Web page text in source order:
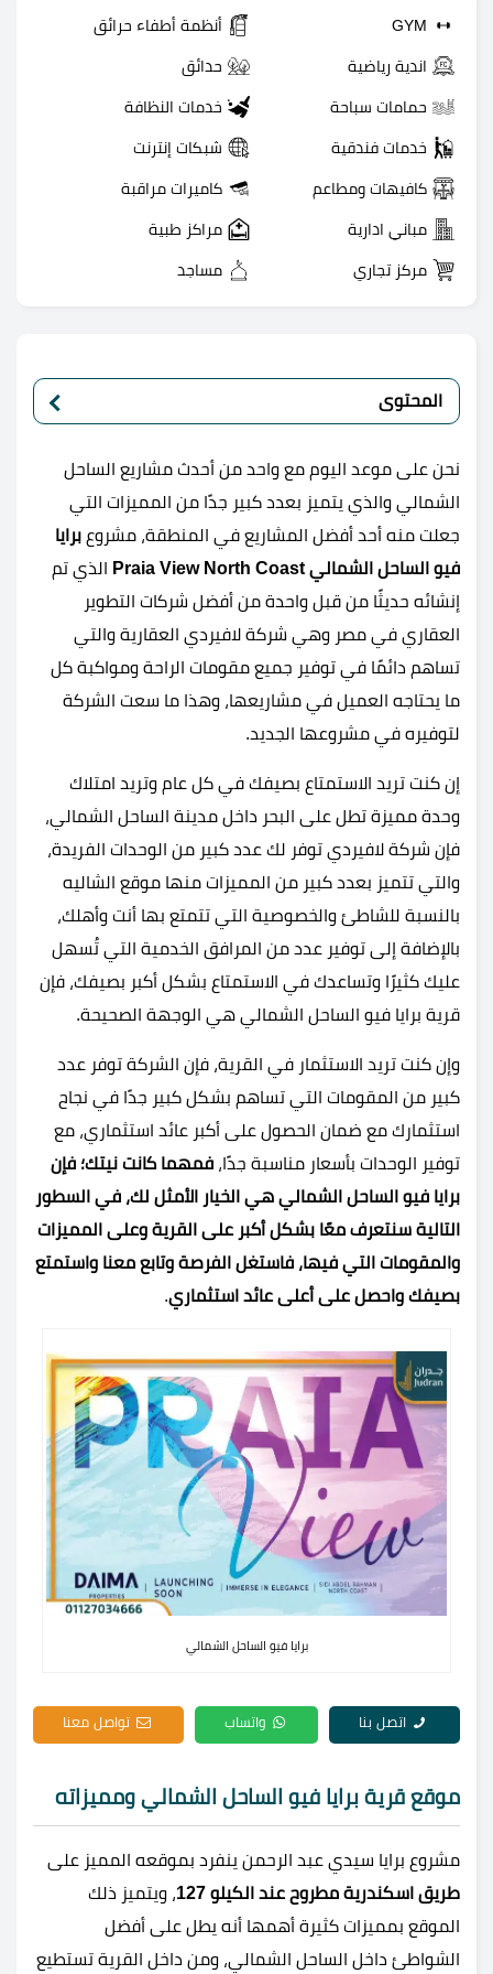
GYM أنظمة أطفاء حرائق
اندية رياضية حدائق
حمامات سباحة خدمات النظافة
خدمات فندقية شبكات إنترنت
كافيهات ومطاعم كاميرات مراقبة
مباني ادارية مراكز طبية
مركز تجاري مساجد
المحتوى
نحن على موعد اليوم مع واحد من أحدث مشاريع الساحل
الشمالي والذي يتميز بعدد كبير جدًا من المميزات التي
جعلت منه أحد أفضل المشاريع في المنطقة، مشروع برايا
فيو الساحل الشمالي Praia View North Coast
الذي تم
إنشائه حديثًا من قبل واحدة من أفضل شركات التطوير
العقاري في مصر وهي شركة لافيردي العقارية والتي
تساهم دائمًا في توفير جميع مقومات الراحة ومواكبة كل
ما يحتاجه العميل في مشاريعها، وهذا ما سعت الشركة
لتوفيره في مشروعها الجديد.
إن كنت تريد الاستمتاع بصيفك في كل عام وتريد امتلاك
وحدة مميزة تطل على البحر داخل مدينة الساحل الشمالي،
فإن شركة لافيردي توفر لك عدد كبير من الوحدات الفريدة،
والتي تتميز بعدد كبير من المميزات منها موقع الشاليه
بالنسبة للشاطئ والخصوصية التي تتمتع بها أنت وأهلك،
بالإضافة إلى توفير عدد من المرافق الخدمية التي تُسهل
عليك كثيرًا وتساعدك في الاستمتاع بشكل أكبر بصيفك، فإن
قرية برايا فيو الساحل الشمالي هي الوجهة الصحيحة.
وإن كنت تريد الاستثمار في القرية، فإن الشركة توفر عدد
كبير من المقومات التي تساهم بشكل كبير جدًا في نجاح
استثمارك مع ضمان الحصول على أكبر عائد استثماري، مع
توفير الوحدات بأسعار مناسبة جدًا، فمهما كانت نيتك؛ فإن
برايا فيو الساحل الشمالي هي الخيار الأمثل لك، في السطور
التالية سنتعرف معًا بشكل أكبر على القرية وعلى المميزات
والمقومات التي فيها، فاستغل الفرصة وتابع معنا واستمتع
بصيفك واحصل على أعلى عائد استثماري.
برايا فيو الساحل الشمالي
اتصل بنا واتساب تواصل معنا
موقع قرية برايا فيو الساحل الشمالي ومميزاته
مشروع برايا سيدي عبد الرحمن ينفرد بموقعه المميز على
طريق اسكندرية مطروح عند الكيلو 127
، ويتميز ذلك
الموقع بمميزات كثيرة أهمها أنه يطل على أفضل
الشواطئ داخل الساحل الشمالي، ومن داخل القرية تستطيع